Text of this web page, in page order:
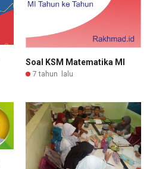
Soal KSM Matematika MI
7 tahun lalu